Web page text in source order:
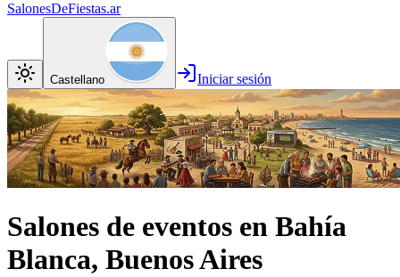
SalonesDeFiestas.ar
Castellano Iniciar sesión
Salones de eventos en Bahía
Blanca, Buenos Aires